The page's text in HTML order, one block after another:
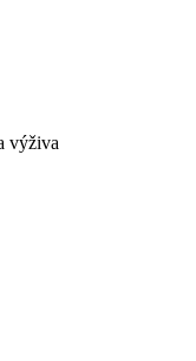
výživa